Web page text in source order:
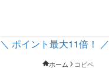
＼ ポイント最大11倍！ ／
ホーム コピペ